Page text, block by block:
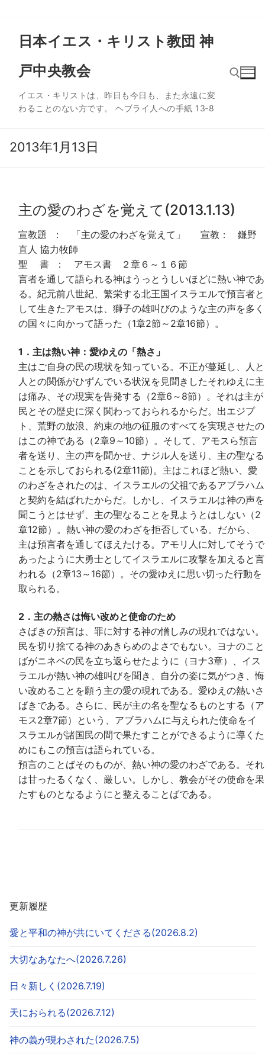
日本イエス・キリスト教団 神
戸中央教会
イエス・キリストは、昨日も今日も、また永遠に変
わることのない方です。 ヘブライ人への手紙 13‐8
2013年1月13日
主の愛のわざを覚えて(2013.1.13)
宣教題 ： 「主の愛のわざを覚えて」 宣教： 鎌野
直人 協力牧師
聖 書 ： アモス書 ２章６～１６節
言者を通して語られる神はうっとうしいほどに熱い神であ
る。紀元前八世紀、繁栄する北王国イスラエルで預言者と
して生きたアモスは、獅子の雄叫びのような主の声を多く
の国々に向かって語った（1章2節～2章16節）。
1．主は熱い神：愛ゆえの「熱さ」
主はご自身の民の現状を知っている。不正が蔓延し、人と
人との関係がひずんでいる状況を見聞きしたそれゆえに主
は痛み、その現実を告発する（2章6～8節）。それは主が
民とその歴史に深く関わっておられるからだ。出エジプ
ト、荒野の放浪、約束の地の征服のすべてを実現させたの
はこの神である（2章9～10節）。そして、アモスら預言
者を送り、主の声を聞かせ、ナジル人を送り、主の聖なる
ことを示しておられる(2章11節)。主はこれほど熱い、愛
のわざをされたのは、イスラエルの父祖であるアブラハム
と契約を結ばれたからだ。しかし、イスラエルは神の声を
聞こうとはせず、主の聖なることを見ようとはしない（2
章12節）。熱い神の愛のわざを拒否している。だから、
主は預言者を通してほえたける。アモリ人に対してそうで
あったように大勇士としてイスラエルに攻撃を加えると言
われる（2章13～16節）。その愛ゆえに思い切った行動を
取られる。
2．主の熱さは悔い改めと使命のため
さばきの預言は、罪に対する神の憎しみの現れではない。
民を切り捨てる神のあきらめのよさでもない。ヨナのこと
ばがニネベの民を立ち返らせたように（ヨナ3章）、イス
ラエルが熱い神の雄叫びを聞き、自分の姿に気がつき、悔
い改めることを願う主の愛の現れである。愛ゆえの熱いさ
ばきである。さらに、民が主の名を聖なるものとする（ア
モス2章7節）という、アブラハムに与えられた使命をイ
スラエルが諸国民の間で果たすことができるように導くた
めにもこの預言は語られている。
預言のことばそのものが、熱い神の愛のわざである。それ
は甘ったるくなく、厳しい。しかし、教会がその使命を果
たすものとなるようにと整えることばである。
更新履歴
愛と平和の神が共にいてくださる(2026.8.2)
大切なあなたへ(2026.7.26)
日々新しく(2026.7.19)
天におられる(2026.7.12)
神の義が現わされた(2026.7.5)